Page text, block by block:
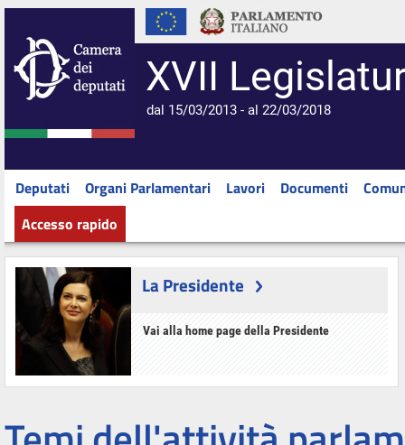
XVII
dal 15/03/2013 - al 22/03/2018
Deputati Organi Parlamentari Lavori Documenti
Accesso rapido
La Presidente
Vai alla home page della Presidente